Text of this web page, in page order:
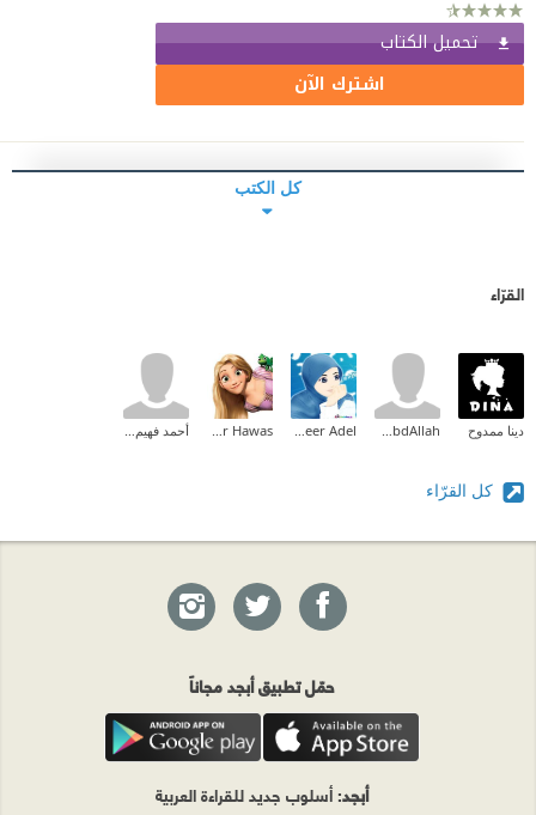
تحميل الكتاب
اشترك الآن
كل الكتب
القرّاء
دينا ممدوح
كل القرّاء
حمّل تطبيق أبجد مجاناً
أبجد: أسلوب جديد للقراءة العربية